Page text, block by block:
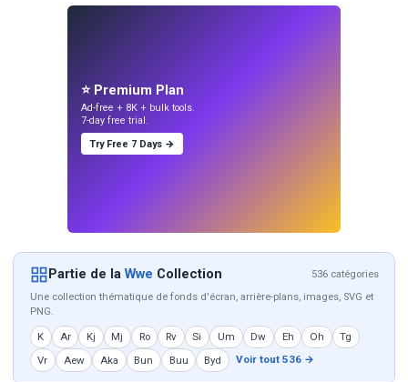
⭐ Premium Plan
Ad-free + 8K + bulk tools.
7-day free trial.
Try Free 7 Days →
Partie de laWwe Collection
536 catégories
Une collection thématique de fonds d'écran, arrière-plans, images, SVG et
PNG.
K Ar Kj Mj Ro Rv Si Um Dw Eh Oh
Tg
Vr
Aew Aka Bun Buu Byd Voir tout 536 →